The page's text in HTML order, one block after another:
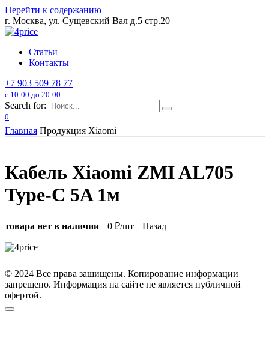
Перейти к содержанию
г. Москва, ул. Сущевский Вал д.5 стр.20
Статьи
Контакты
+7 903 509 78 77
с 10:00 до 20:00
Search for:
0
Главная Продукция Xiaomi
Кабель Xiaomi ZMI AL705
Type-C 5A 1м
товара нет в наличии 0 ₽/шт Назад
© 2024 Все права защищены. Копирование информации
запрещено. Информация на сайте не является публичной
офертой.